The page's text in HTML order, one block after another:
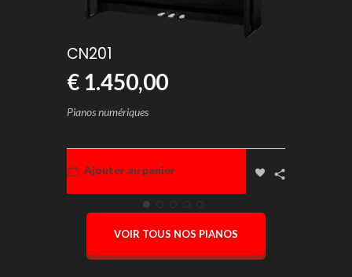
CN201
€ 1.450,00
Pianos numériques
Ajouter au panier
VOIR TOUS NOS PIANOS